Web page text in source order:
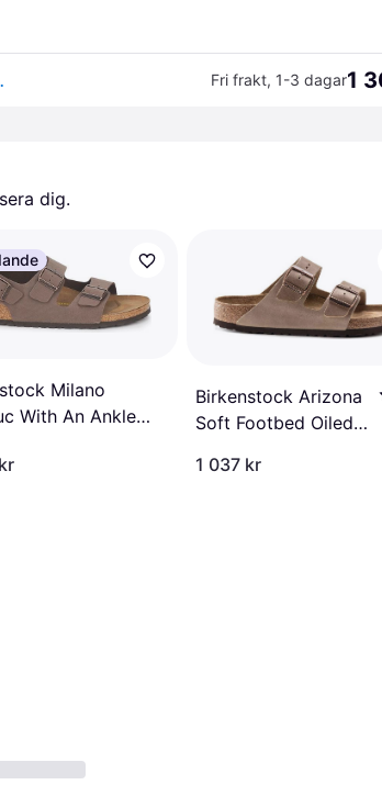
43 - Sandal Fri frakt, 1-3 dagar1
dig.
Milano
With An Ankle
Birkenstock Arizona
Soft Footbed Oiled
Brown
1 037 kr